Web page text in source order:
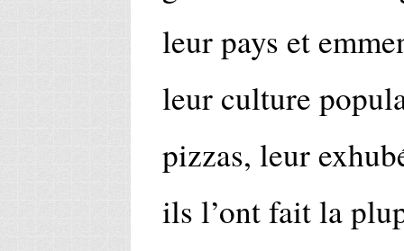
leur pays et
leur culture
pizzas, leur
ils l’ont fait la